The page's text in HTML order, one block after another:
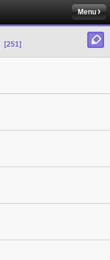
Menu
[251]